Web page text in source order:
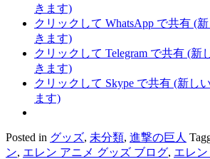
きます)
クリックして WhatsApp で共有 (
きます)
クリックして Telegram で共有 (新
きます)
クリックして Skype で共有 (新し
ます)
Posted in グッズ, 未分類, 進撃の巨人
ン, エレン アニメ グッズ ブログ, エレ